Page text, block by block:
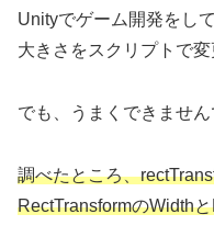
Unityでゲーム開発をし
大きさをスクリプトで
でも、うまくできません
調べたところ、
RectTransformのWidth